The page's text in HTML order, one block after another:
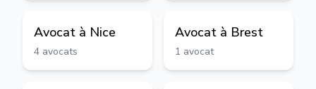
Avocat à Nice
4 avocats
Avocat à Brest
1 avocat